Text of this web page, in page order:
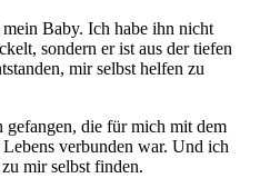
Baby. Ich habe ihn nicht
sondern er ist aus der tiefen
mir selbst helfen zu
die für mich mit dem
verbunden war. Und ich
mir selbst finden.